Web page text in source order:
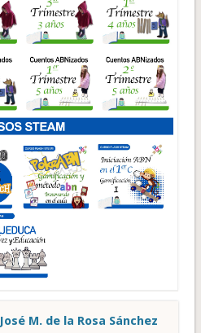
José M. de la Rosa Sánchez